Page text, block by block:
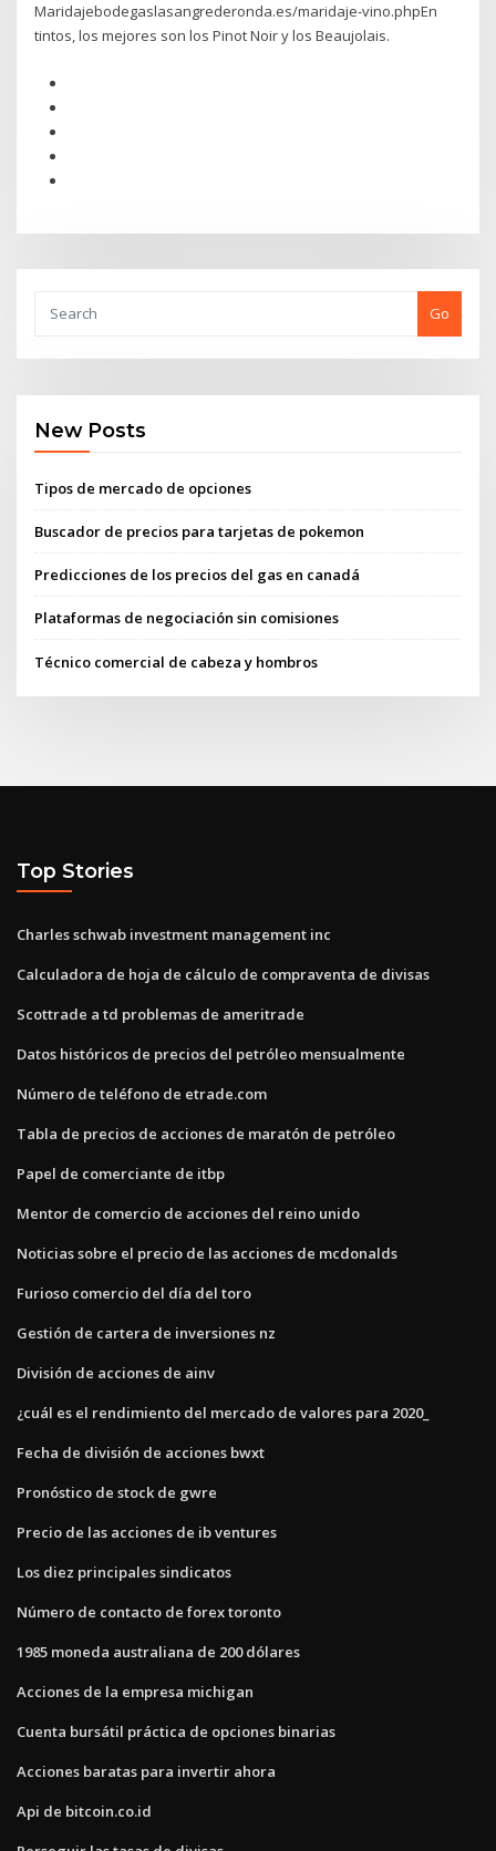
Maridajebodegaslasangrederonda.es/maridaje-vino.phpEn
tintos, los mejores son los Pinot Noir y los Beaujolais.
Go
New Posts
Tipos de mercado de opciones
Buscador de precios para tarjetas de pokemon
Predicciones de los precios del gas en canadá
Plataformas de negociación sin comisiones
Técnico comercial de cabeza y hombros
Top Stories
Charles schwab investment management inc
Calculadora de hoja de cálculo de compraventa de divisas
Scottrade a td problemas de ameritrade
Datos históricos de precios del petróleo mensualmente
Número de teléfono de etrade.com
Tabla de precios de acciones de maratón de petróleo
Papel de comerciante de itbp
Mentor de comercio de acciones del reino unido
Noticias sobre el precio de las acciones de mcdonalds
Furioso comercio del día del toro
Gestión de cartera de inversiones nz
División de acciones de ainv
¿cuál es el rendimiento del mercado de valores para 2020_
Fecha de división de acciones bwxt
Pronóstico de stock de gwre
Precio de las acciones de ib ventures
Los diez principales sindicatos
Número de contacto de forex toronto
1985 moneda australiana de 200 dólares
Acciones de la empresa michigan
Cuenta bursátil práctica de opciones binarias
Acciones baratas para invertir ahora
Api de bitcoin.co.id